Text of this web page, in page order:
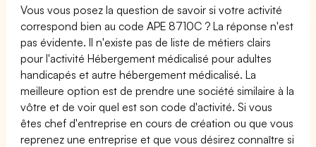
Vous vous posez la question de savoir si votre activité
correspond bien au code APE 8710C ? La réponse n'est
pas évidente. Il n'existe pas de liste de métiers clairs
pour l'activité Hébergement médicalisé pour adultes
handicapés et autre hébergement médicalisé. La
meilleure option est de prendre une société similaire à la
vôtre et de voir quel est son code d'activité. Si vous
êtes chef d'entreprise en cours de création ou que vous
reprenez une entreprise et que vous désirez connaître si